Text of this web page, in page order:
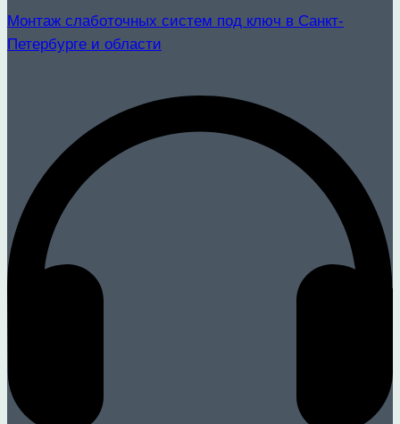
Монтаж слаботочных систем под ключ в Санкт-
Петербурге и области